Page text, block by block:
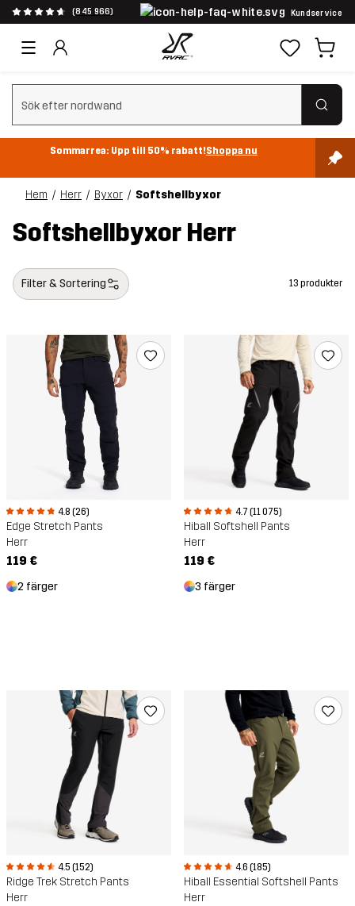
(845 966) Kundservice
Rensa sök
Sommarrea: Upp till 50% rabatt!Shoppa nu
Hem Herr Byxor Softshellbyxor
Softshellbyxor Herr
Filter & Sortering 13 produkter
4.8 (26)
Edge Stretch Pants
Herr
119 €
2 färger
4.7 (11 075)
Hiball Softshell Pants
Herr
119 €
3 färger
4.5 (152)
Ridge Trek Stretch Pants
Herr
4.6 (185)
Hiball Essential Softshell Pants
Herr